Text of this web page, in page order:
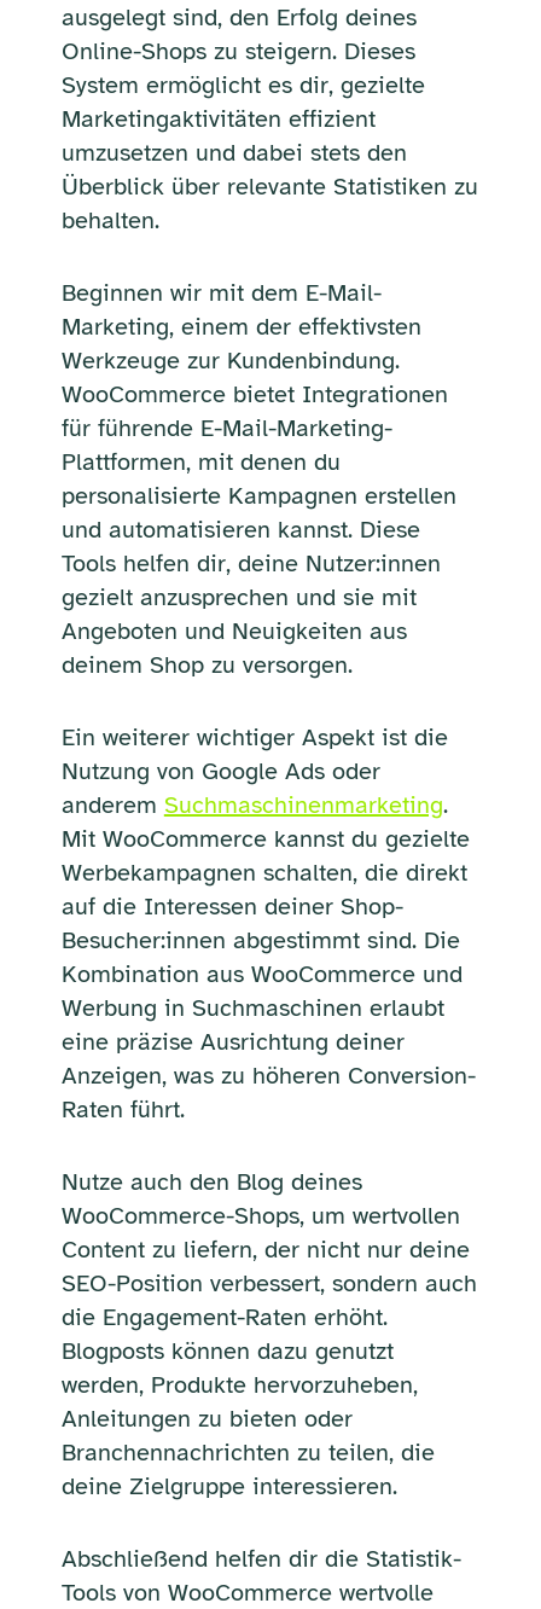
ausgelegt sind, den Erfolg deines
Online-Shops zu steigern. Dieses
System ermöglicht es dir, gezielte
Marketingaktivitäten effizient
umzusetzen und dabei stets den
Überblick über relevante Statistiken zu
behalten.
Beginnen wir mit dem E-Mail-
Marketing, einem der effektivsten
Werkzeuge zur Kundenbindung.
WooCommerce bietet Integrationen
für führende E-Mail-Marketing-
Plattformen, mit denen du
personalisierte Kampagnen erstellen
und automatisieren kannst. Diese
Tools helfen dir, deine Nutzer:innen
gezielt anzusprechen und sie mit
Angeboten und Neuigkeiten aus
deinem Shop zu versorgen.
Ein weiterer wichtiger Aspekt ist die
Nutzung von Google Ads oder
anderem Suchmaschinenmarketing.
Mit WooCommerce kannst du gezielte
Werbekampagnen schalten, die direkt
auf die Interessen deiner Shop-
Besucher:innen abgestimmt sind. Die
Kombination aus WooCommerce und
Werbung in Suchmaschinen erlaubt
eine präzise Ausrichtung deiner
Anzeigen, was zu höheren Conversion-
Raten führt.
Nutze auch den Blog deines
WooCommerce-Shops, um wertvollen
Content zu liefern, der nicht nur deine
SEO-Position verbessert, sondern auch
die Engagement-Raten erhöht.
Blogposts können dazu genutzt
werden, Produkte hervorzuheben,
Anleitungen zu bieten oder
Branchennachrichten zu teilen, die
deine Zielgruppe interessieren.
Abschließend helfen dir die Statistik-
Tools von WooCommerce wertvolle